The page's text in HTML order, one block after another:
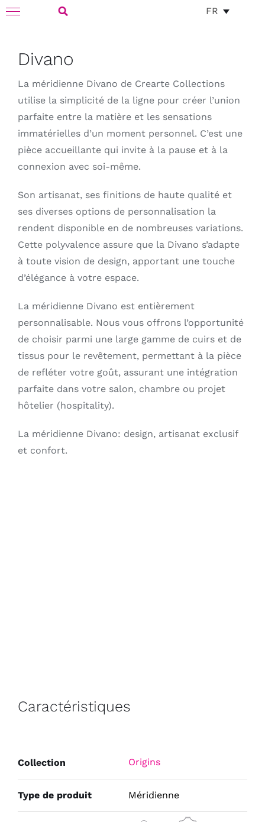
Skip
FR
Toggle
Divano
La méridienne Divano de Crearte Collections
utilise la simplicité de la ligne pour créer l’union
parfaite entre la matière et les sensations
immatérielles d’un moment personnel. C’est une
pièce accueillante qui invite à la pause et à la
connexion avec soi-même.
Son artisanat, ses finitions de haute qualité et
ses diverses options de personnalisation la
rendent disponible en de nombreuses variations.
Cette polyvalence assure que la Divano s’adapte
à toute vision de design, apportant une touche
d’élégance à votre espace.
La méridienne Divano est entièrement
personnalisable. Nous vous offrons l’opportunité
de choisir parmi une large gamme de cuirs et de
tissus pour le revêtement, permettant à la pièce
de refléter votre goût, assurant une intégration
parfaite dans votre salon, chambre ou projet
hôtelier (hospitality).
La méridienne Divano: design, artisanat exclusif
et confort.
Caractéristiques
Collection Origins
Type de produit Méridienne